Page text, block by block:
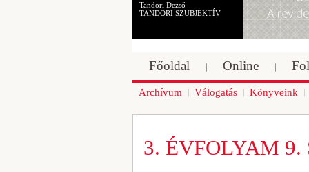
Tandori Dezső
TANDORI SZUBJEKTÍV
Főoldal Online
Archívum Válogatás Könyveink
3. ÉVFOLYAM 9.